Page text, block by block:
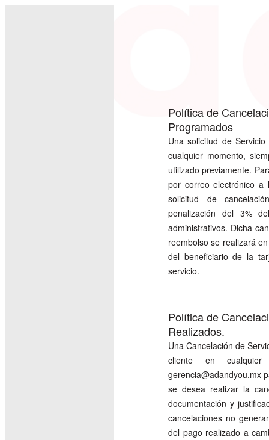
Política de
Programados
Una solicitud de
cualquier momento,
utilizado previamente.
por correo electrónico a
solicitud de
penalización del 3%
administrativos. Dicha
reembolso se realizará
del beneficiario de la
servicio.
Política de
Realizados.
Una Cancelación de
cliente en
gerencia@adandyou.mx
se desea realizar la
documentación y
cancelaciones no
del pago realizado a